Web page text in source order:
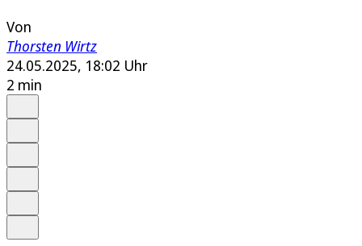
Von
Thorsten Wirtz
24.05.2025, 18:02 Uhr
2 min